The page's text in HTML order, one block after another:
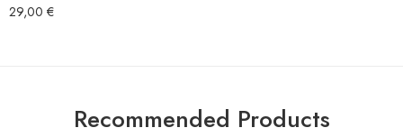
29,00 €
Recommended Products